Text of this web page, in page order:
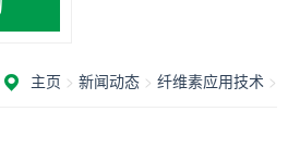
主页 > 新闻动态 > 纤维素应用技术 >